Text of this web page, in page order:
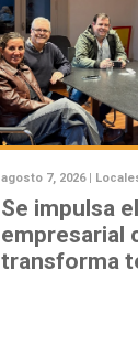
agosto 7, 2026 |
Se impulsa
empresarial
transforma